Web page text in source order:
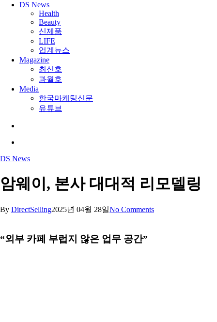
DS News
Health
Beauty
신제품
LIFE
업계뉴스
Magazine
최신호
과월호
Media
한국마케팅신문
유튜브
DS News
암웨이, 본사 대대적 리모델링
By DirectSelling2025년 04월 28일No Comments
“외부 카페 부럽지 않은 업무 공간”